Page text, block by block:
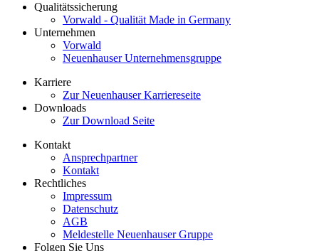
Qualitätssicherung
Vorwald - Qualität Made in Germany
Unternehmen
Vorwald
Neuenhauser Unternehmensgruppe
Karriere
Zur Neuenhauser Karriereseite
Downloads
Zur Download Seite
Kontakt
Ansprechpartner
Kontakt
Rechtliches
Impressum
Datenschutz
AGB
Meldestelle Neuenhauser Gruppe
Folgen Sie Uns